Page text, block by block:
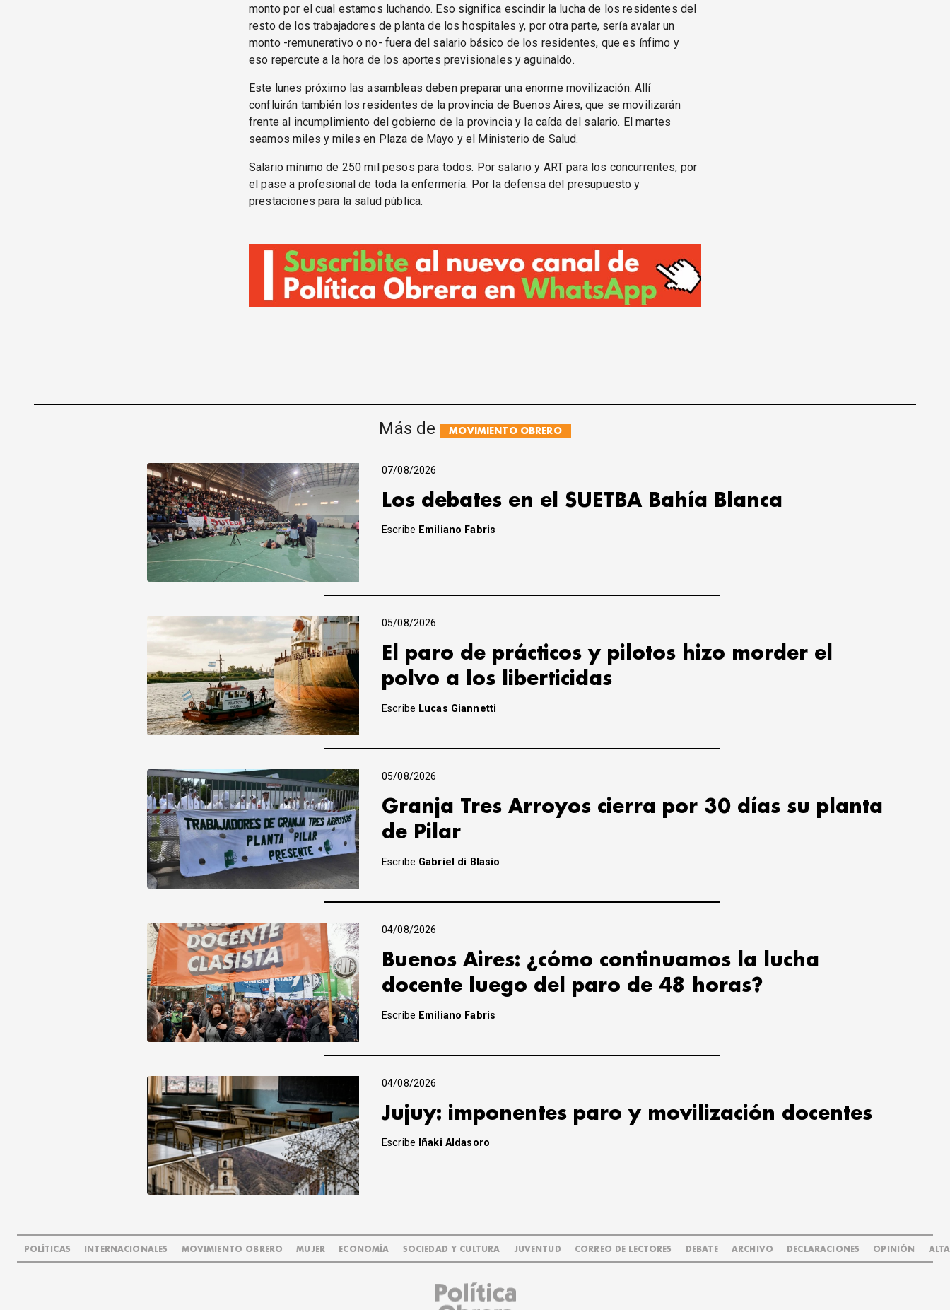
monto por el cual estamos luchando. Eso significa escindir la lucha de los residentes del
resto de los trabajadores de planta de los hospitales y, por otra parte, sería avalar un
monto -remunerativo o no- fuera del salario básico de los residentes, que es ínfimo y
eso repercute a la hora de los aportes previsionales y aguinaldo.
Este lunes próximo las asambleas deben preparar una enorme movilización. Allí
confluirán también los residentes de la provincia de Buenos Aires, que se movilizarán
frente al incumplimiento del gobierno de la provincia y la caída del salario. El martes
seamos miles y miles en Plaza de Mayo y el Ministerio de Salud.
Salario mínimo de 250 mil pesos para todos. Por salario y ART para los concurrentes, por
el pase a profesional de toda la enfermería. Por la defensa del presupuesto y
prestaciones para la salud pública.
Más de MOVIMIENTO OBRERO
07/08/2026
Los debates en el SUETBA Bahía Blanca
Escribe Emiliano Fabris
05/08/2026
El paro de prácticos y pilotos hizo morder el
polvo a los liberticidas
Escribe Lucas Giannetti
05/08/2026
Granja Tres Arroyos cierra por 30 días su planta
de Pilar
Escribe Gabriel di Blasio
04/08/2026
Buenos Aires: ¿cómo continuamos la lucha
docente luego del paro de 48 horas?
Escribe Emiliano Fabris
04/08/2026
Jujuy: imponentes paro y movilización docentes
Escribe Iñaki Aldasoro
POLÍTICAS INTERNACIONALES MOVIMIENTO OBRERO MUJER ECONOMÍA SOCIEDAD Y CULTURA JUVENTUD CORREO DE LECTORES DEBATE ARCHIVO DECLARACIONES OPINIÓN